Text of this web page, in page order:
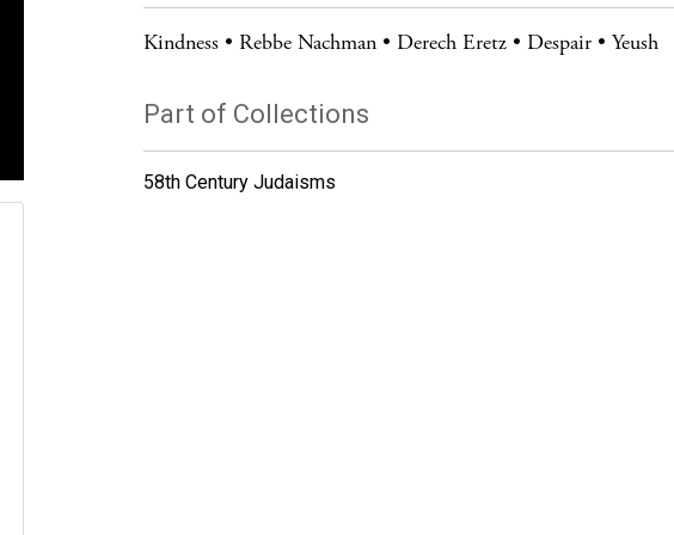
Kindness Rebbe Nachman Derech Eretz Despair Yeush
Part of Collections
58th Century Judaisms